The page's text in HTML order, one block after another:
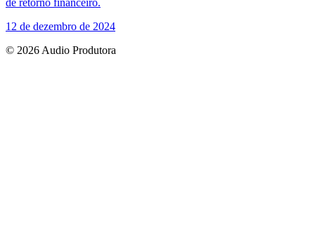
12 de dezembro de 2024
© 2026 Audio Produtora